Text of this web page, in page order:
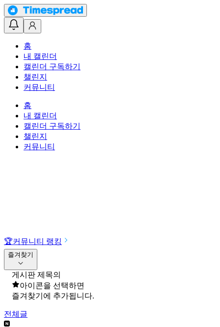
홈
내 캘린더
캘린더 구독하기
챌린지
커뮤니티
홈
내 캘린더
캘린더 구독하기
챌린지
커뮤니티
🏆커뮤니티 랭킹
즐겨찾기
게시판 제목의
아이콘을 선택하면
즐겨찾기에 추가됩니다.
전체글